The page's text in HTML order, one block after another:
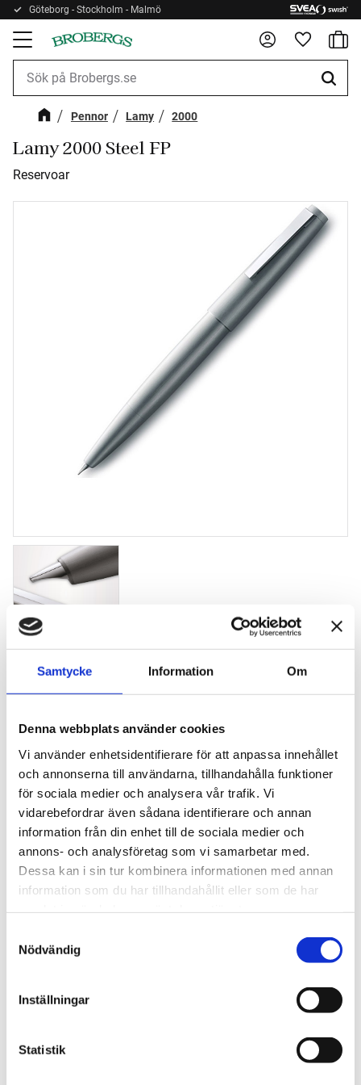
Samtycke Information Om
Denna webbplats använder cookies
Vi använder enhetsidentifierare för att anpassa innehållet
och annonserna till användarna, tillhandahålla funktioner
för sociala medier och analysera vår trafik. Vi
vidarebefordrar även sådana identifierare och annan
information från din enhet till de sociala medier och
annons- och analysföretag som vi samarbetar med.
Dessa kan i sin tur kombinera informationen med annan
information som du har tillhandahållit eller som de har
Nödvändig
Inställningar
Statistik
Meny
Göteborg - Stockholm - Malmö
Pennor Lamy 2000
Lamy 2000 Steel FP
Reservoar
Lamy 2000 Steel FP
Antal
+
-
Lägg till
Artikelnr
5924127
Tillverkare
Lamy
Reservoar